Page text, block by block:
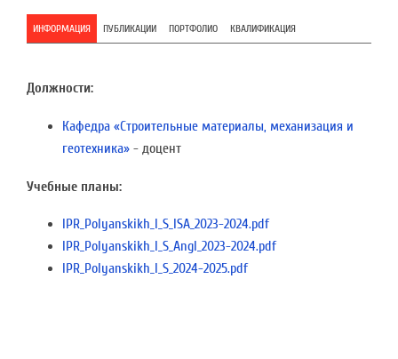
ИНФОРМАЦИЯ ПУБЛИКАЦИИ ПОРТФОЛИО КВАЛИФИКАЦИЯ
Должности:
Кафедра «Строительные материалы, механизация и
геотехника» - доцент
Учебные планы:
IPR_Polyanskikh_I_S_ISA_2023-2024.pdf
IPR_Polyanskikh_I_S_Angl_2023-2024.pdf
IPR_Polyanskikh_I_S_2024-2025.pdf